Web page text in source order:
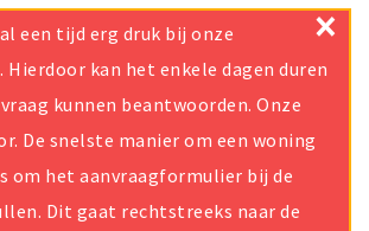
×
een tijd erg druk bij onze
Hierdoor kan het enkele dagen duren
kunnen beantwoorden. Onze
De snelste manier om een woning
om het aanvraagformulier bij de
Dit gaat rechtstreeks naar de